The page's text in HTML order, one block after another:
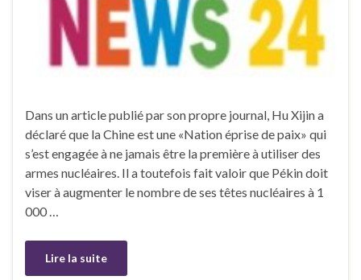
Dans un article publié par son propre journal, Hu Xijin a
déclaré que la Chine est une «Nation éprise de paix» qui
s’est engagée à ne jamais être la première à utiliser des
armes nucléaires. Il a toutefois fait valoir que Pékin doit
viser à augmenter le nombre de ses têtes nucléaires à 1
000 …
Lire la suite